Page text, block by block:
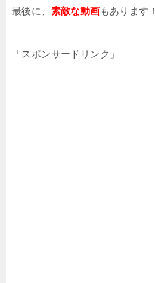
最後に、 素敵な動画 もあります！
「スポンサードリンク」